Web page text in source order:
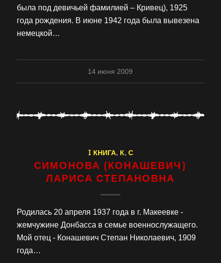
была под девичьей фамилией – Кривец), 1925
года рождения. В июне 1942 года была вывезена
немецкой…
14 июня 2009
I КНИГА, К, С
СИМОНОВА (КОНАШЕВИЧ)
ЛАРИСА СТЕПАНОВНА
Родилась 20 апреля 1937 года в г. Макеевке -
жемчужине Донбасса в семье военнослужащего.
Мой отец - Конашевич Степан Николаевич, 1909
года…